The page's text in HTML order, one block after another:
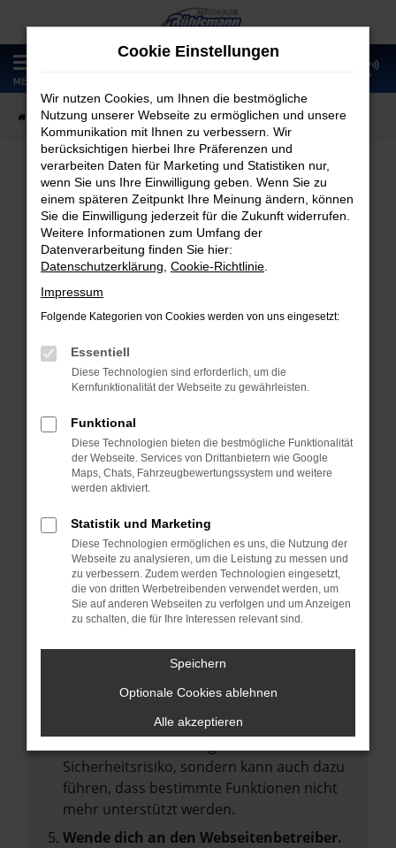
Zum
Hauptinhalt
springen
MENÜ
Startseite Fahrzeugangebote Fahrzeugmarkt
Fahrzeugmarkt
Fehler: Network Error
Beim Laden ist ein Fehler aufgetreten.
Hier sind ein paar Tipps, die dir helfen können:
Überprüfe deine Firewall und deine
Laden andere Webseiten, zum Beispiel
deine Suchmaschine?
Prüfe deine Browsererweiterungen.
Manche Erweiterungen, wie Werbeblocker,
können das Laden bestimmter Seiten
verhindern. Funktioniert die Seite in einem
anderen Browser oder in einem privaten
Fenster?
Starte dein Gerät neu.
vorübergehende Probleme zu beheben.
Betriebssystem auf dem neuesten Stand
Veraltete Software birgt nicht nur ein
Sicherheitsrisiko, sondern kann auch dazu
führen, dass bestimmte Funktionen nicht
mehr unterstützt werden.
Wende dich an den Webseitenbetreiber.
Cookie Einstellungen
Wir nutzen Cookies, um Ihnen die bestmögliche
Nutzung unserer Webseite zu ermöglichen und unsere
Kommunikation mit Ihnen zu verbessern. Wir
berücksichtigen hierbei Ihre Präferenzen und
verarbeiten Daten für Marketing und Statistiken nur,
wenn Sie uns Ihre Einwilligung geben. Wenn Sie zu
einem späteren Zeitpunkt Ihre Meinung ändern, können
Sie die Einwilligung jederzeit für die Zukunft widerrufen.
Weitere Informationen zum Umfang der
Datenverarbeitung finden Sie hier:
Datenschutzerklärung Cookie-Richtlinie
Impressum
Folgende Kategorien von Cookies werden von uns eingesetzt:
Essentiell
Diese Technologien sind erforderlich, um die
Kernfunktionalität der Webseite zu gewährleisten.
Funktional
Diese Technologien bieten die bestmögliche Funktionalität
der Webseite. Services von Drittanbietern wie Google
Maps, Chats, Fahrzeugbewertungssystem und weitere
werden aktiviert.
Statistik und Marketing
Diese Technologien ermöglichen es uns, die Nutzung der
Webseite zu analysieren, um die Leistung zu messen und
zu verbessern. Zudem werden Technologien eingesetzt,
die von dritten Werbetreibenden verwendet werden, um
Sie auf anderen Webseiten zu verfolgen und um Anzeigen
zu schalten, die für Ihre Interessen relevant sind.
Speichern
Optionale Cookies ablehnen
Alle akzeptieren